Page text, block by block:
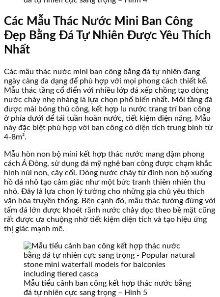
Các Mẫu Thác Nước Mini Ban Công
Đẹp Bằng Đá Tự Nhiên Được Yêu Thích
Nhất
Các mẫu thác nước mini ban công bằng đá tự nhiên đang
ngày càng đa dạng để phù hợp với mọi phong cách thiết kế.
Mẫu thác tầng cổ điển với nhiều lớp đá xếp chồng tạo dòng
nước chảy nhẹ nhàng là lựa chọn phổ biến nhất. Mỗi tầng đá
được mài bóng thủ công, kết hợp lu nước trang trí ban công
ở phía dưới để tái tuần hoàn nước, tiết kiệm điện năng. Mẫu
này đặc biệt phù hợp với ban công có diện tích trung bình từ
4-8m².
Mẫu hòn non bộ mini kết hợp thác nước mang đậm phong
cách Á Đông, sử dụng đá mỹ nghệ ban công được chạm khắc
hình núi non, cây cối. Dòng nước chảy từ đỉnh non bộ xuống
hồ đá nhỏ tạo cảm giác như một bức tranh thiên nhiên thu
nhỏ. Đây là lựa chọn lý tưởng cho những gia chủ yêu thích
văn hóa truyền thống. Bên cạnh đó, mẫu thác tường đứng với
tấm đá lớn được khoét rãnh nước chảy dọc theo bề mặt cũng
rất được ưa chuộng nhờ tiết kiệm diện tích và tạo hiệu ứng
thị giác mạnh mẽ.
Mẫu tiểu cảnh ban công kết hợp thác nước bằng
đá tự nhiên cực sang trọng – Hình 5